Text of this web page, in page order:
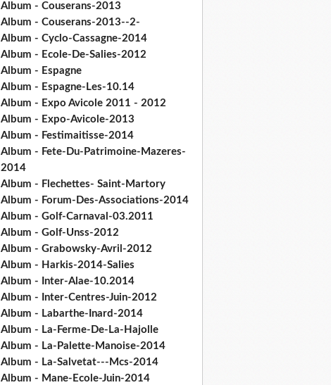
Album - Couserans-2013
Album - Couserans-2013--2-
Album - Cyclo-Cassagne-2014
Album - Ecole-De-Salies-2012
Album - Espagne
Album - Espagne-Les-10.14
Album - Expo Avicole 2011 - 2012
Album - Expo-Avicole-2013
Album - Festimaitisse-2014
Album - Fete-Du-Patrimoine-Mazeres-
2014
Album - Flechettes- Saint-Martory
Album - Forum-Des-Associations-2014
Album - Golf-Carnaval-03.2011
Album - Golf-Unss-2012
Album - Grabowsky-Avril-2012
Album - Harkis-2014-Salies
Album - Inter-Alae-10.2014
Album - Inter-Centres-Juin-2012
Album - Labarthe-Inard-2014
Album - La-Ferme-De-La-Hajolle
Album - La-Palette-Manoise-2014
Album - La-Salvetat---Mcs-2014
Album - Mane-Ecole-Juin-2014